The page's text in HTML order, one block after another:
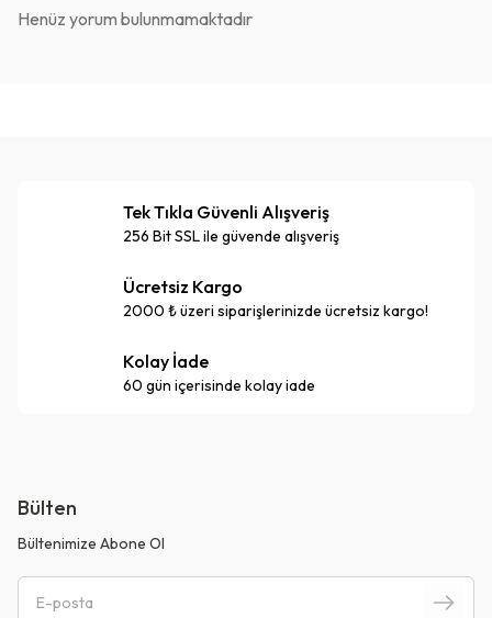
Henüz yorum bulunmamaktadır
Tek Tıkla Güvenli Alışveriş
256 Bit SSL ile güvende alışveriş
Ücretsiz Kargo
2000 ₺ üzeri siparişlerinizde ücretsiz kargo!
Kolay İade
60 gün içerisinde kolay iade
Bülten
Bültenimize Abone Ol